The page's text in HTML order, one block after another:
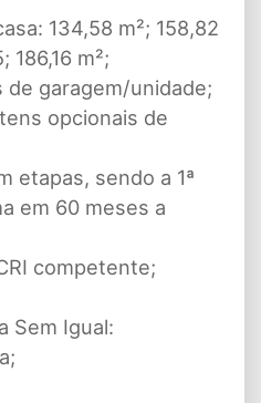
134,58 m²; 158,82
186,16 m²;
de garagem/unidade;
opcionais de
etapas, sendo a 1ª
em 60 meses a
competente;
Sem Igual: